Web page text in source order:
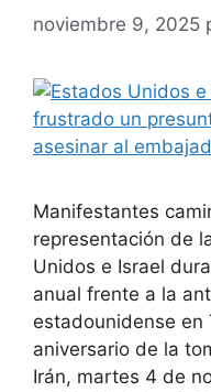
noviembre 9, 2025
Manifestantes
representación de
Unidos e Israel
anual frente a la
estadounidense en
aniversario de la
Irán, martes 4 de